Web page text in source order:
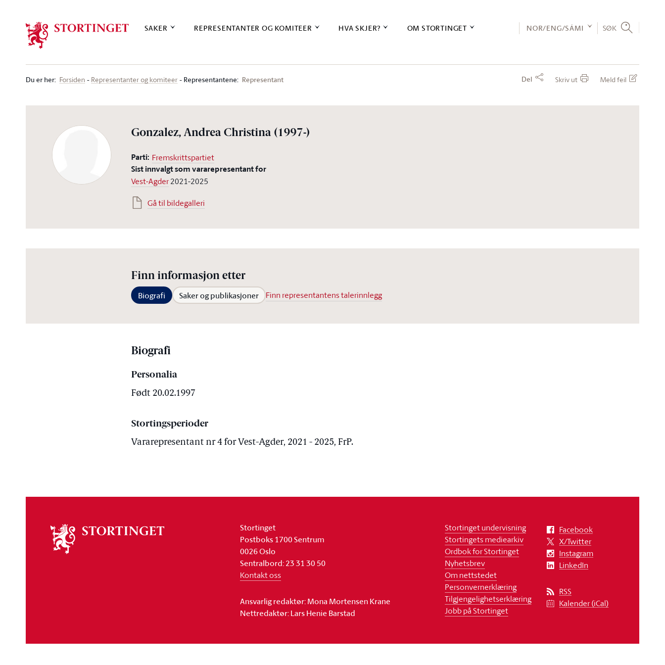
SAKER REPRESENTANTER OG KOMITEER HVA SKJER? OM STORTINGET NOR/ENG/SÁMI SØK
Du er her: Forsiden Representanter og komiteer Representantene: Representant Del Skriv ut Meld feil
Gonzalez, Andrea Christina (1997-)
Parti: Fremskrittspartiet
Sist innvalgt som vararepresentant for
Vest-Agder2021-2025
Gå til bildegalleri
Finn informasjon etter
Biografi Saker og publikasjoner Finn representantens talerinnlegg
Biografi
Personalia
Født 20.02.1997
Stortingsperioder
Vararepresentant nr 4 for Vest-Agder, 2021 - 2025, FrP.
stortinget
Stortinget
Postboks 1700 Sentrum
0026 Oslo
Sentralbord: 23 31 30 50
Kontakt oss
Ansvarlig redaktør: Mona Mortensen Krane
Nettredaktør: Lars Henie Barstad
Stortinget undervisning
Stortingets mediearkiv
Ordbok for Stortinget
Nyhetsbrev
Om nettstedet
Personvernerklæring
Tilgjengelighetserklæring
Jobb på Stortinget
Facebook
X/Twitter
Instagram
LinkedIn
RSS
Kalender (iCal)